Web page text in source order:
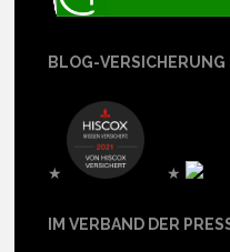
BLOG-
★ ★
IM VERBAND DER